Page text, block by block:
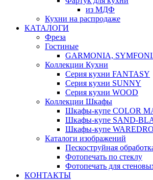
из МДФ
Кухни на распродаже
КАТАЛОГИ
Фреза
Гостиные
GARMONIA,
Коллекции Кухни
Серия кухни FANTASY
Серия кухни SUNNY
Серия кухни WOOD
Коллекции Шкафы
Шкафы-купе COLOR
Шкафы-купе SAND-
Шкафы-купе
Каталоги изображений
Пескоструйная
Фотопечать по стеклу
Фотопечать для
КОНТАКТЫ